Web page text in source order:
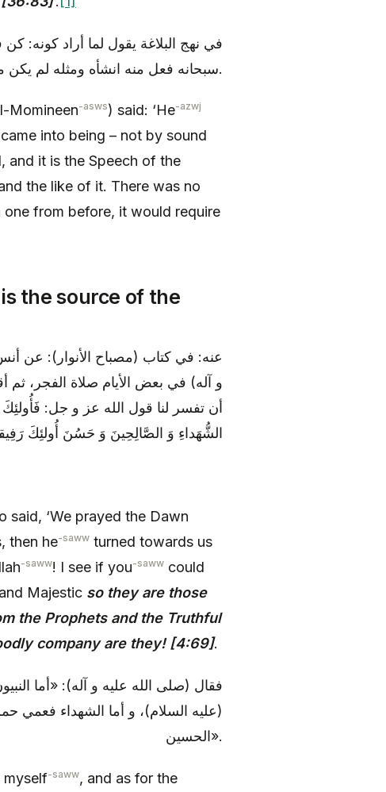
في نهج البلاغة يقول لما أراد كونه:
سبحانه فعل منه انشأه ومثله لم يكن من قبل ذلك كائنا، ولو كان قديما لكان الها ثانيا.
Momineen-asws) said: ‘He-azwj
into being – not by sound
and it is the Speech of the
the like of it. There was no
from before, it would require
is the source of the
عنه: في كتاب (مصباح الأنوار): عن
و آله) في بعض الأيام صلاة الفجر، ثم
أن تفسر لنا قول الله عز و جل: فَأُولئِكَ
الشُّهَداءِ وَ الصَّالِحِينَ وَ حَسُنَ أُولئِكَ
said, ‘We prayed the Dawn
then he-saww turned towards us
-saww! I see if you-saww could
Majestic so they are those
the Prophets and the Truthful
company are they! [4:69].
فقال (صلى الله عليه و آله): «أما
(عليه السلام)، و أما الشهداء فعمي
الحسين».
myself-saww, and as for the